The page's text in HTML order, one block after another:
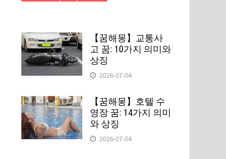
【꿈해몽】교통사
고 꿈: 10가지 의미와
상징
2026-07-04
【꿈해몽】호텔 수
영장 꿈: 14가지 의미
와 상징
2026-07-04